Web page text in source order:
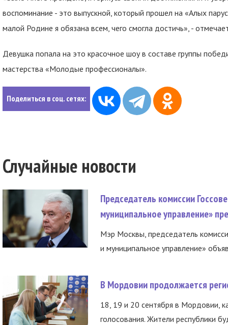
воспоминание - это выпускной, который прошел на «Алых
малой Родине я обязана всем, чего смогла достичь», -
Девушка попала на это красочное шоу в составе группы
мастерства «Молодые профессионалы».
Поделиться в соц. сетях:
Случайные новости
Председатель комиссии
муниципальное управление»
Мэр Москвы, председатель
и муниципальное управление»
В Мордовии продолжается
18, 19 и 20 сентября в Мордовии,
голосования. Жители республики